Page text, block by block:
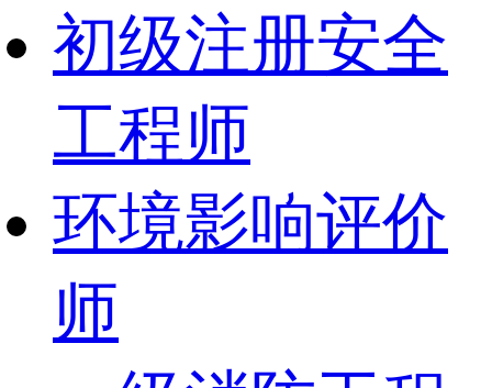
初级注册安全
工程师
环境影响评价
师